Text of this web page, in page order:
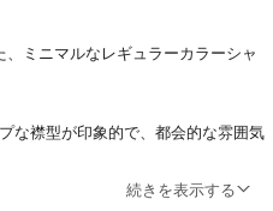
ミニマルなレギュラーカラーシャ
な襟型が印象的で、都会的な雰囲気
続きを表示する